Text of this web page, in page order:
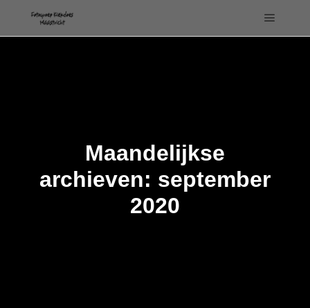
Maandelijkse
archieven: september
2020